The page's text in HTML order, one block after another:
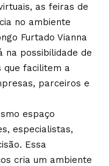
as feiras de
no ambiente
Furtado Vianna
na possibilidade de
que facilitem a
parceiros e
espaço
especialistas,
Essa
cria um ambiente